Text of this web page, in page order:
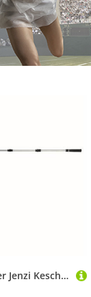
Jenzi Angelkescher Jenzi Kescher Gummiert 2,40m 3-Teilig Teleskopierbar Faltbar (1-St)